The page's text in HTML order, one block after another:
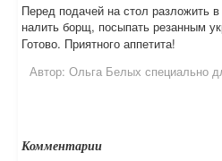
Перед подачей на стол разложить
налить борщ, посыпать резанным
Готово. Приятного аппетита!
Автор: Ольга Белых специально
Комментарии